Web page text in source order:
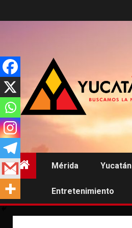
al
Mérida Yucatán
Entretenimiento